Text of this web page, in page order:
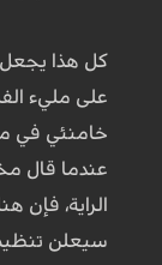
كل هذا يجعل
على مليء
خامنئي في
عندما قال
الراية،
سيعلن